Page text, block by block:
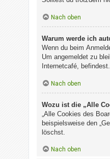
Nach oben
Warum werde ich
Wenn du beim
Um angemeldet zu
Internetcafé,
Nach oben
Wozu ist die „Alle
„Alle Cookies des
beispielsweise den
löschst.
Nach oben